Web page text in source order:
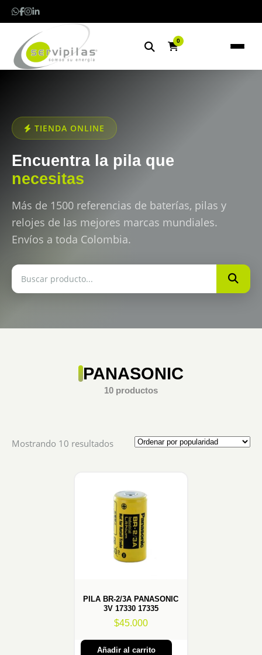
0
TIENDA ONLINE
Encuentra la pila que
necesitas
Más de 1500 referencias de baterías, pilas y
relojes de las mejores marcas mundiales.
Envíos a toda Colombia.
PANASONIC
10 productos
Mostrando 10 resultadosSorted
PILA BR-2/3A PANASONIC
3V 17330 17335
$45.000
Añadir al carrito